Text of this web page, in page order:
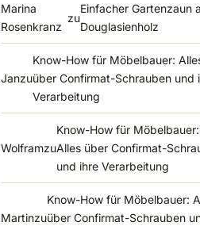
Marina
Rosenkranz
zu
Einfacher Gartenzaun
Douglasienholz
Janzu
Know-How für Möbelbauer:
über Confirmat-Schrauben und
Verarbeitung
Wolframzu
Know-How für Möbelbauer:
Alles über Confirmat-
und ihre Verarbeitung
Martinzu
Know-How für Möbelbauer:
über Confirmat-Schrauben